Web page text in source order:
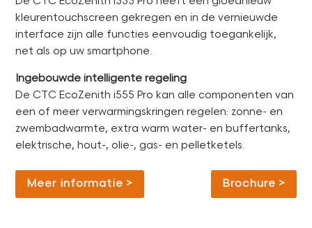
kleurentouchscreen gekregen en in de vernieuwde
interface zijn alle functies eenvoudig toegankelijk,
net als op uw smartphone.
Ingebouwde intelligente regeling
De CTC EcoZenith i555 Pro kan alle componenten van
een of meer verwarmingskringen regelen: zonne- en
zwembadwarmte, extra warm water- en buffertanks,
elektrische, hout-, olie-, gas- en pelletketels.
Meer informatie Brochure